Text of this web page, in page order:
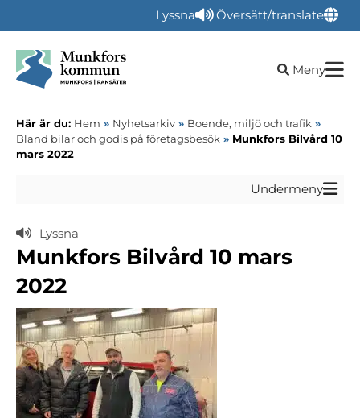
Lyssna Översätt/translate
Öppna
Meny
Här är du: Hem » Nyhetsarkiv » Boende, miljö och trafik »
Bland bilar och godis på företagsbesök » Munkfors Bilvård 10
mars 2022
Undermeny
Lyssna
Munkfors Bilvård 10 mars
2022